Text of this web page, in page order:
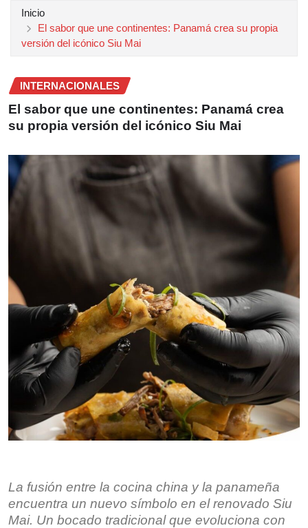
Inicio
El sabor que une continentes: Panamá crea su propia
versión del icónico Siu Mai
INTERNACIONALES
El sabor que une continentes: Panamá crea
su propia versión del icónico Siu Mai
La fusión entre la cocina china y la panameña
encuentra un nuevo símbolo en el renovado Siu
Mai. Un bocado tradicional que evoluciona con